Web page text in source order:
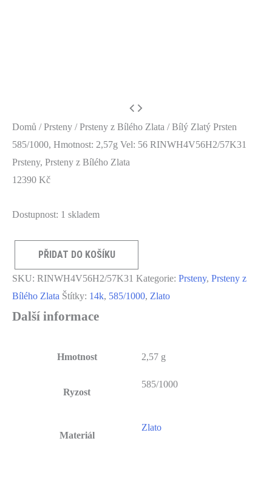
Domů /Prsteny /Prsteny z Bílého Zlata / Bílý Zlatý Prsten
585/1000, Hmotnost: 2,57g Vel: 56 RINWH4V56H2/57K31
Prsteny, Prsteny z Bílého Zlata
12390 Kč
Dostupnost: 1 skladem
Zlatý
Prsten
585/1000,
PŘIDAT DO KOŠÍKU
SKU: RINWH4V56H2/57K31 Kategorie: Prsteny, Prsteny z
Bílého Zlata Štítky: 14k, 585/1000, Zlato
Další informace
Hmotnost 2,57 g
Ryzost
585/1000
Materiál
Zlato